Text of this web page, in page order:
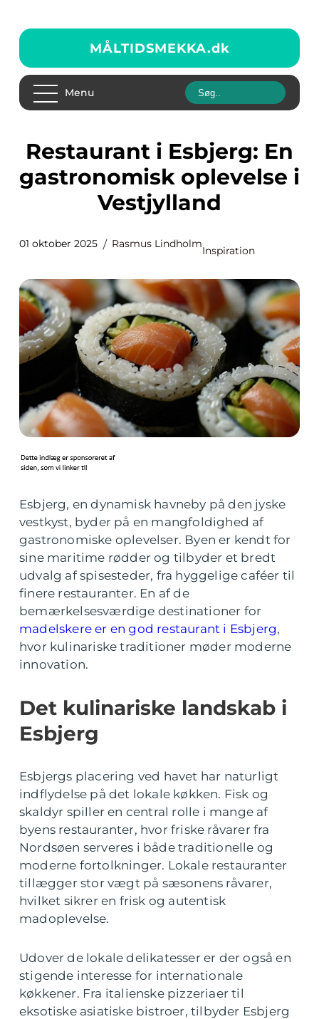
MÅLTIDSMEKKA.dk
Menu
Restaurant i Esbjerg: En
gastronomisk oplevelse i
Vestjylland
01 oktober 2025 Rasmus Lindholm
Inspiration
Esbjerg, en dynamisk havneby på den jyske
vestkyst, byder på en mangfoldighed af
gastronomiske oplevelser. Byen er kendt for
sine maritime rødder og tilbyder et bredt
udvalg af spisesteder, fra hyggelige caféer til
finere restauranter. En af de
bemærkelsesværdige destinationer for
madelskere er en god restaurant i Esbjerg,
hvor kulinariske traditioner møder moderne
innovation.
Det kulinariske landskab i
Esbjerg
Esbjergs placering ved havet har naturligt
indflydelse på det lokale køkken. Fisk og
skaldyr spiller en central rolle i mange af
byens restauranter, hvor friske råvarer fra
Nordsøen serveres i både traditionelle og
moderne fortolkninger. Lokale restauranter
tillægger stor vægt på sæsonens råvarer,
hvilket sikrer en frisk og autentisk
madoplevelse.
Udover de lokale delikatesser er der også en
stigende interesse for internationale
køkkener. Fra italienske pizzeriaer til
eksotiske asiatiske bistroer, tilbyder Esbjerg